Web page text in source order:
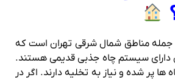
جمله مناطق شمال‌ شرقی تهران است که
دارای سیستم چاه جذبی قدیمی هستند.
ها پر شده و نیاز به تخلیه دارند. اگر در